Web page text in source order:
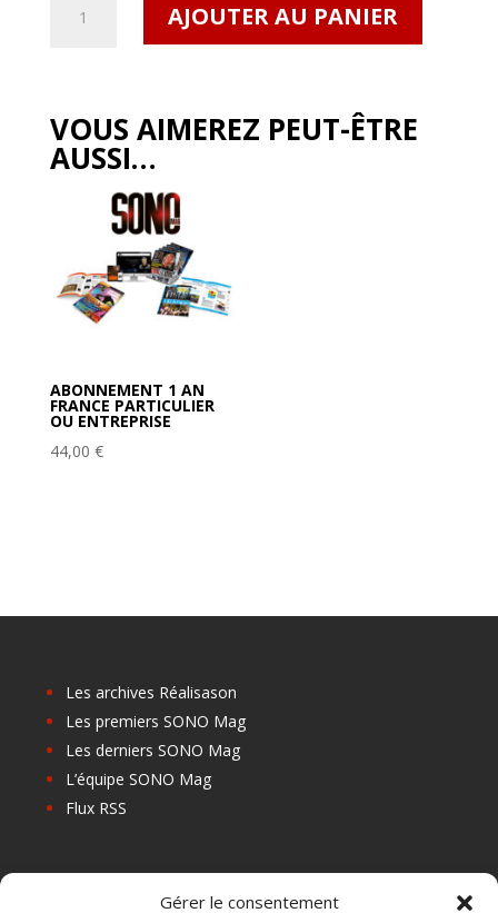
Gérer le consentement
Numérique
AJOUTER AU PANIER
VOUS AIMEREZ PEUT-ÊTRE
AUSSI…
ABONNEMENT 1 AN
FRANCE PARTICULIER
OU ENTREPRISE
44,00 €
Les archives Réalisason
Les premiers SONO Mag
Les derniers SONO Mag
L’équipe SONO Mag
Flux RSS